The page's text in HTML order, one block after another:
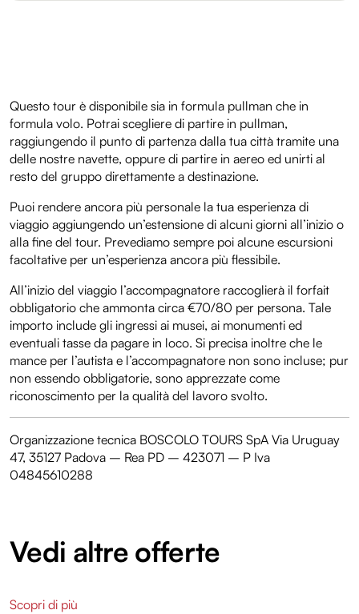
Questo tour è disponibile sia in formula pullman che in
formula volo. Potrai scegliere di partire in pullman,
raggiungendo il punto di partenza dalla tua città tramite una
delle nostre navette, oppure di partire in aereo ed unirti al
resto del gruppo direttamente a destinazione.
Puoi rendere ancora più personale la tua esperienza di
viaggio aggiungendo un’estensione di alcuni giorni all’inizio o
alla fine del tour. Prevediamo sempre poi alcune escursioni
facoltative per un’esperienza ancora più flessibile.
All’inizio del viaggio l’accompagnatore raccoglierà il forfait
obbligatorio che ammonta circa €70/80 per persona. Tale
importo include gli ingressi ai musei, ai monumenti ed
eventuali tasse da pagare in loco. Si precisa inoltre che le
mance per l’autista e l’accompagnatore non sono incluse; pur
non essendo obbligatorie, sono apprezzate come
riconoscimento per la qualità del lavoro svolto.
Organizzazione tecnica BOSCOLO TOURS SpA Via Uruguay
47, 35127 Padova – Rea PD – 423071 – P Iva
04845610288
Vedi altre offerte
Scopri di più